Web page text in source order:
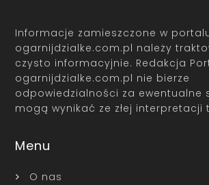
Informacje zamieszczone w
ogarnijdzialke.com.pl należy
czysto informacyjnie. Redakcja
ogarnijdzialke.com.pl nie bierze
odpowiedzialności za ewentualne
mogą wynikać ze złej interpretacji
Menu
O nas